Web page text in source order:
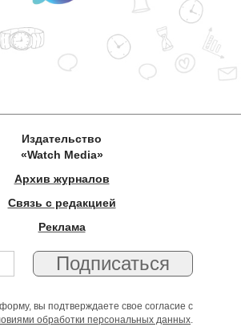
Издательство
«Watch Media»
Архив журналов
Связь с редакцией
Реклама
вы подтверждаете свое согласие с
обработки персональных данных.